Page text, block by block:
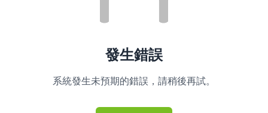
發生錯誤
系統發生未預期的錯誤，請稍後再試。